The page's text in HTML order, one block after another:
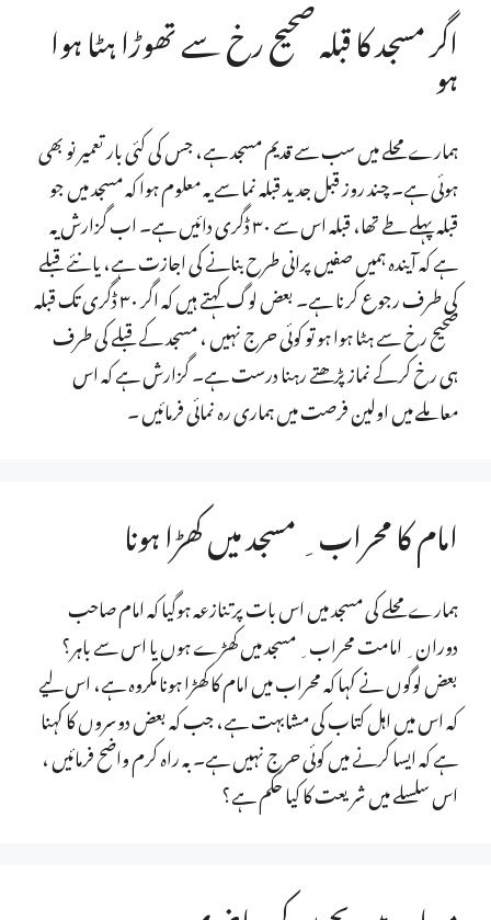
اگر مسجد کا قبلہ صحیح رخ سے تھوڑا ہٹا ہوا
ہو
ہمارے محلے میں سب سے قدیم مسجد ہے، جس کی کئی بار تعمیر نو بھی
ہوئی ہے۔ چند روز قبل جدید قبلہ نما سے یہ معلوم ہوا کہ مسجد میں جو
قبلہ پہلے طے تھا، قبلہ اس سے ۳۰ ڈگری دائیں ہے۔ اب گزارش یہ
ہے کہ آیندہ ہمیں صفیں پرانی طرح بنانے کی اجازت ہے، یا نئے قبلے
کی طرف رجوع کرنا ہے۔ بعض لوگ کہتے ہیں کہ اگر ۳۰ ڈگری تک قبلہ
صحیح رخ سے ہٹا ہوا ہو تو کوئی حرج نہیں ، مسجد کے قبلے کی طرف
ہی رخ کرکے نماز پڑھتے رہنا درست ہے۔ گزارش ہے کہ اس
معاملے میں اولین فرصت میں ہماری رہ نمائی فرمائیں ۔
امام کا محراب ِ مسجد میں کھڑا ہونا
ہمارے محلے کی مسجد میں اس بات پر تنازعہ ہوگیا کہ امام صاحب
دوران ِ امامت محراب ِ مسجد میں کھڑے ہوں یا اس سے باہر؟
بعض لوگوں نے کہا کہ محراب میں امام کا کھڑا ہونا مکروہ ہے، اس لیے
کہ اس میں اہل کتاب کی مشابہت ہے، جب کہ بعض دوسروں کا کہنا
ہے کہ ایسا کرنے میں کوئی حرج نہیں ہے۔ بہ راہ کرم واضح فرمائیں ،
اس سلسلے میں شریعت کا کیا حکم ہے؟